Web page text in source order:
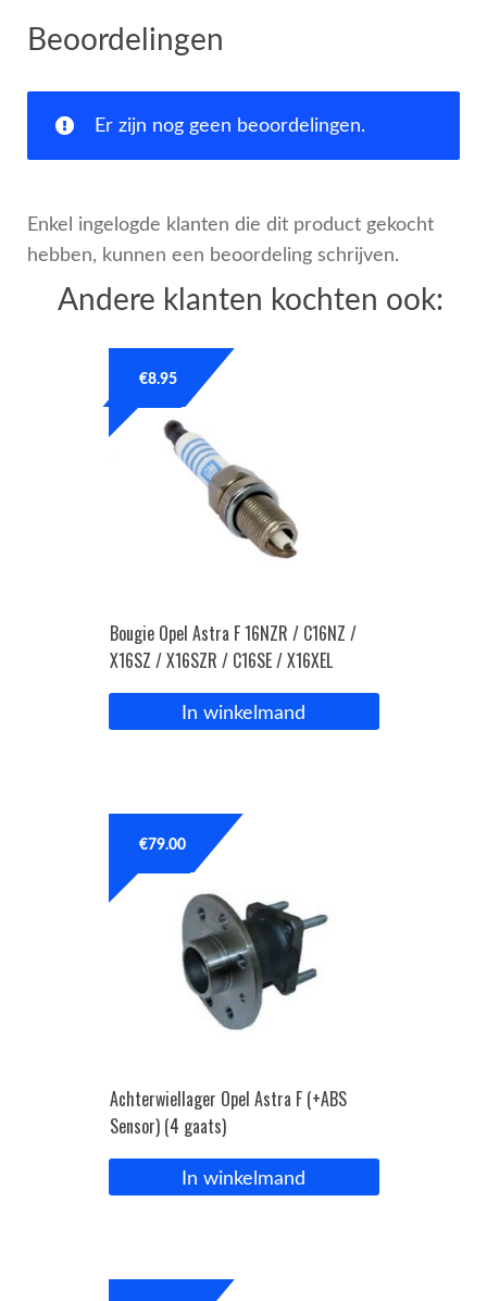
Beoordelingen
Er zijn nog geen beoordelingen.
Enkel ingelogde klanten die dit product gekocht
hebben, kunnen een beoordeling schrijven.
Andere klanten kochten ook:
Bougie Opel Astra F 16NZR / C16NZ /
X16SZ / X16SZR / C16SE / X16XEL
€8.95
In winkelmand
Achterwiellager Opel Astra F (+ABS
Sensor) (4 gaats)
€79.00
In winkelmand